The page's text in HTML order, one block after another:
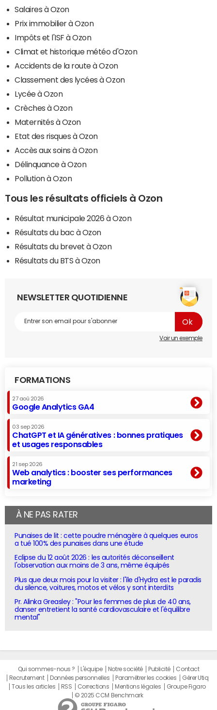
Salaires à Ozon
Prix immobilier à Ozon
Impôts et l'ISF à Ozon
Climat et historique météo d'Ozon
Accidents de la route à Ozon
Classement des lycées à Ozon
Lycée à Ozon
Crèches à Ozon
Maternités à Ozon
Etat des risques à Ozon
Accès aux soins à Ozon
Délinquance à Ozon
Pollution à Ozon
Tous les résultats officiels à Ozon
Résultat municipale 2026 à Ozon
Résultats du bac à Ozon
Résultats du brevet à Ozon
Résultats du BTS à Ozon
NEWSLETTER QUOTIDIENNE
Voir un exemple
FORMATIONS
27 aoû 2026
Google Analytics GA4
03 sep 2026
ChatGPT et IA génératives : bonnes pratiques
et usages responsables
21 sep 2026
Web analytics : booster ses performances
marketing
À NE PAS RATER
Punaises de lit : cette poudre ménagère à quelques euros
a tué 100% des punaises dans une étude
Eclipse du 12 août 2026 : les autorités déconseillent
l'observation aux moins de 3 ans, même équipés
Plus que deux mois pour la visiter : l'île d'Hydra est le paradis
du silence, voitures, motos et vélos y sont interdits
Pr. Alinka Greasley : "Pour les femmes de plus de 40 ans,
danser entretient la santé cardiovasculaire et l'équilibre
mental"
Qui sommes-nous ? L'équipe Notre société Publicité
Contact
Recrutement
Données personnelles Paramétrer les cookies
Gérer Utiq
Tous les articles
RSS Corrections Mentions légales
Groupe Figaro
© 2025 CCM Benchmark